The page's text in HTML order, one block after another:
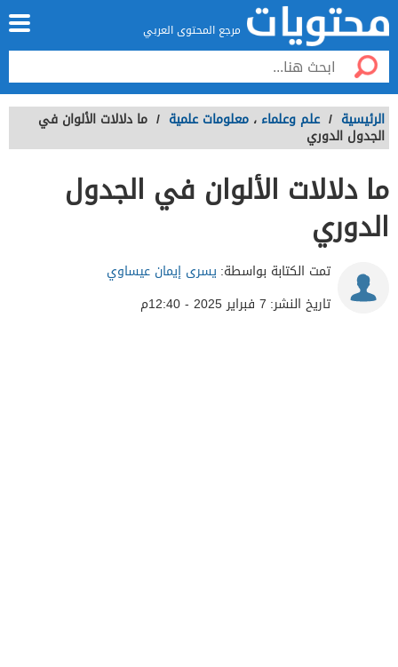
مرجع المحتوى العربي
الرئيسية / علم وعلماء ، معلومات علمية / ما دلالات الألوان في
الجدول الدوري
ما دلالات الألوان في الجدول
الدوري
تمت الكتابة بواسطة: يسرى إيمان عيساوي
تاريخ النشر: 7 فبراير 2025 - 12:40م